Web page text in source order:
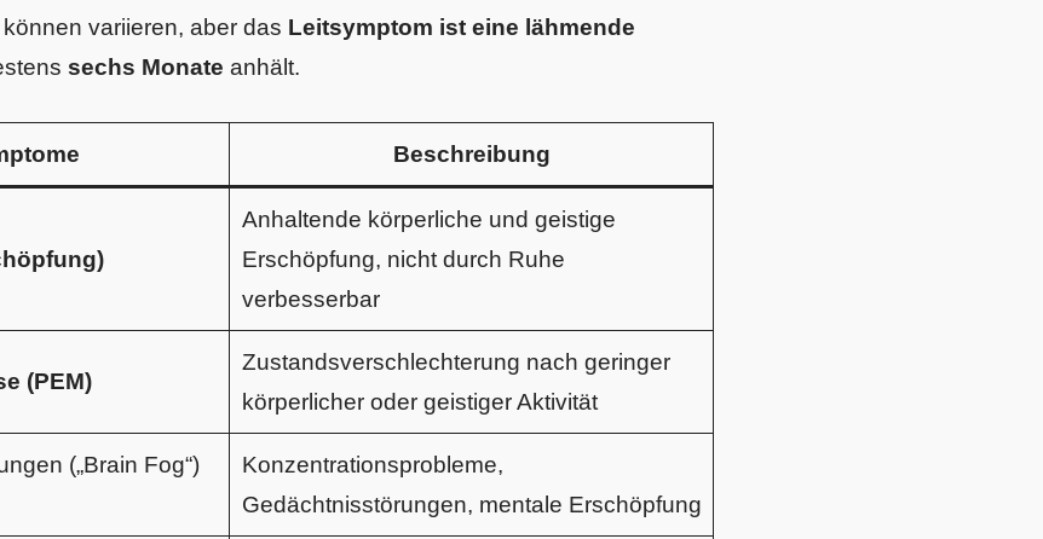
variieren, aber das Leitsymptom ist eine lähmende
sechs Monate anhält.
Beschreibung
Anhaltende körperliche und geistige
Erschöpfung, nicht durch Ruhe
verbesserbar
(PEM)
Zustandsverschlechterung nach geringer
körperlicher oder geistiger Aktivität
(„Brain Fog“)
Konzentrationsprobleme,
Gedächtnisstörungen, mentale Erschöpfung